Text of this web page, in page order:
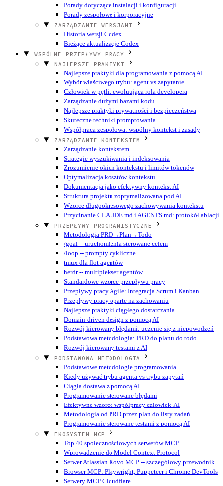
Porady dotyczące instalacji i konfiguracji
Porady zespołowe i korporacyjne
ZARZĄDZANIE WERSJAMI
Historia wersji Codex
Bieżące aktualizacje Codex
WSPÓLNE PRZEPŁYWY PRACY
NAJLEPSZE PRAKTYKI
Najlepsze praktyki dla programowania z pomocą AI
Wybór właściwego trybu: agent vs zapytanie
Człowiek w pętli: ewoluująca rola developera
Zarządzanie dużymi bazami kodu
Najlepsze praktyki prywatności i bezpieczeństwa
Skuteczne techniki promptowania
Współpraca zespołowa: wspólny kontekst i zasady
ZARZĄDZANIE KONTEKSTEM
Zarządzanie kontekstem
Strategie wyszukiwania i indeksowania
Zrozumienie okien kontekstu i limitów tokenów
Optymalizacja kosztów kontekstu
Dokumentacja jako efektywny kontekst AI
Struktura projektu zoptymalizowana pod AI
Wzorce długookresowego zachowywania kontekstu
Przycinanie CLAUDE.md i AGENTS.md: protokół ablacji
PRZEPŁYWY PROGRAMISTYCZNE
Metodologia PRD→Plan→Todo
/goal -- uruchomienia sterowane celem
/loop -- prompty cykliczne
tmux dla flot agentów
herdr -- multiplekser agentów
Standardowe wzorce przepływu pracy
Przepływy pracy Agile: Integracja Scrum i Kanban
Przepływy pracy oparte na zachowaniu
Najlepsze praktyki ciągłego dostarczania
Domain-driven design z pomocą AI
Rozwój kierowany błędami: uczenie się z niepowodzeń
Podstawowa metodologia: PRD do planu do todo
Rozwój kierowany testami z AI
PODSTAWOWA METODOLOGIA
Podstawowe metodologie programowania
Kiedy używać trybu agenta vs trybu zapytań
Ciągła dostawa z pomocą AI
Programowanie sterowane błędami
Efektywne wzorce współpracy człowiek-AI
Metodologia od PRD przez plan do listy zadań
Programowanie sterowane testami z pomocą AI
EKOSYSTEM MCP
Top 40 społecznościowych serwerów MCP
Wprowadzenie do Model Context Protocol
Serwer Atlassian Rovo MCP -- szczegółowy przewodnik
Browser MCP: Playwright, Puppeteer i Chrome DevTools
Serwery MCP Cloudflare